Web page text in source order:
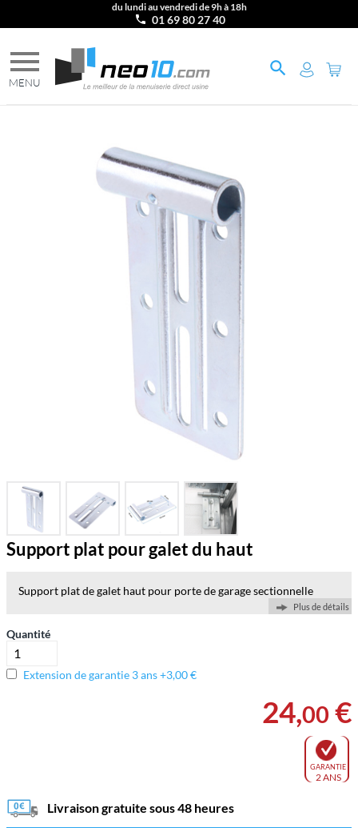
du lundi au vendredi de 9h à 18h
01 69 80 27 40
Support plat pour galet du haut
Support plat de galet haut pour porte de garage sectionnelle
Plus de détails
Quantité
Extension de garantie 3 ans +3,00 €
24,00 €
GARANTIE
2 ANS
Livraison gratuite sous 48 heures